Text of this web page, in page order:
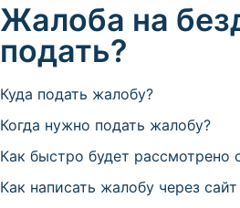
Жалоба на
подать?
Куда подать жалобу?
Когда нужно подать жалобу?
Как быстро будет рассмотрено
Как написать жалобу через